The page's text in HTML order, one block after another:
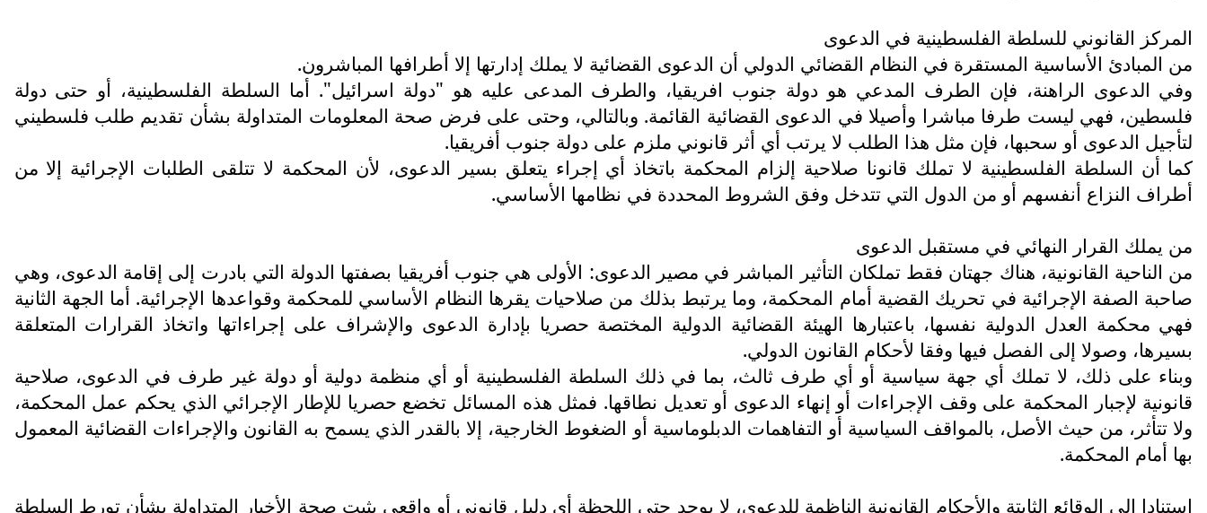
المركز القانوني للسلطة الفلسطينية في الدعوى
من المبادئ الأساسية المستقرة في النظام القضائي الدولي أن الدعوى القضائية لا يملك إدارتها إلا أطرافها المباشرون.
وفي الدعوى الراهنة، فإن الطرف المدعي هو دولة جنوب افريقيا، والطرف المدعى عليه هو "دولة اسرائيل". أما السلطة الفلسطينية، أو حتى دولة
فلسطين، فهي ليست طرفا مباشرا وأصيلا في الدعوى القضائية القائمة. وبالتالي، وحتى على فرض صحة المعلومات المتداولة بشأن تقديم طلب فلسطيني
لتأجيل الدعوى أو سحبها، فإن مثل هذا الطلب لا يرتب أي أثر قانوني ملزم على دولة جنوب أفريقيا.
كما أن السلطة الفلسطينية لا تملك قانونا صلاحية إلزام المحكمة باتخاذ أي إجراء يتعلق بسير الدعوى، لأن المحكمة لا تتلقى الطلبات الإجرائية إلا من
أطراف النزاع أنفسهم أو من الدول التي تتدخل وفق الشروط المحددة في نظامها الأساسي.
من يملك القرار النهائي في مستقبل الدعوى
من الناحية القانونية، هناك جهتان فقط تملكان التأثير المباشر في مصير الدعوى: الأولى هي جنوب أفريقيا بصفتها الدولة التي بادرت إلى إقامة الدعوى، وهي
صاحبة الصفة الإجرائية في تحريك القضية أمام المحكمة، وما يرتبط بذلك من صلاحيات يقرها النظام الأساسي للمحكمة وقواعدها الإجرائية. أما الجهة الثانية
فهي محكمة العدل الدولية نفسها، باعتبارها الهيئة القضائية الدولية المختصة حصريا بإدارة الدعوى والإشراف على إجراءاتها واتخاذ القرارات المتعلقة
بسيرها، وصولا إلى الفصل فيها وفقا لأحكام القانون الدولي.
وبناء على ذلك، لا تملك أي جهة سياسية أو أي طرف ثالث، بما في ذلك السلطة الفلسطينية أو أي منظمة دولية أو دولة غير طرف في الدعوى، صلاحية
قانونية لإجبار المحكمة على وقف الإجراءات أو إنهاء الدعوى أو تعديل نطاقها. فمثل هذه المسائل تخضع حصريا للإطار الإجرائي الذي يحكم عمل المحكمة،
ولا تتأثر، من حيث الأصل، بالمواقف السياسية أو التفاهمات الدبلوماسية أو الضغوط الخارجية، إلا بالقدر الذي يسمح به القانون والإجراءات القضائية المعمول
بها أمام المحكمة.
استنادا إلى الوقائع الثابتة والأحكام القانونية الناظمة للدعوى، لا يوجد حتى اللحظة أي دليل قانوني أو واقعي يثبت صحة الأخبار المتداولة بشأن تورط السلطة